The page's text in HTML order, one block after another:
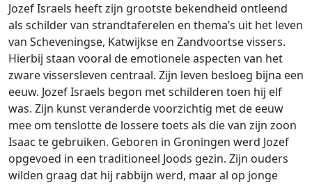
Jozef Israels heeft zijn grootste bekendheid ontleend
als schilder van strandtaferelen en thema’s uit het leven
van Scheveningse, Katwijkse en Zandvoortse vissers.
Hierbij staan vooral de emotionele aspecten van het
zware vissersleven centraal. Zijn leven besloeg bijna een
eeuw. Jozef Israels begon met schilderen toen hij elf
was. Zijn kunst veranderde voorzichtig met de eeuw
mee om tenslotte de lossere toets als die van zijn zoon
Isaac te gebruiken. Geboren in Groningen werd Jozef
opgevoed in een traditioneel Joods gezin. Zijn ouders
wilden graag dat hij rabbijn werd, maar al op jonge